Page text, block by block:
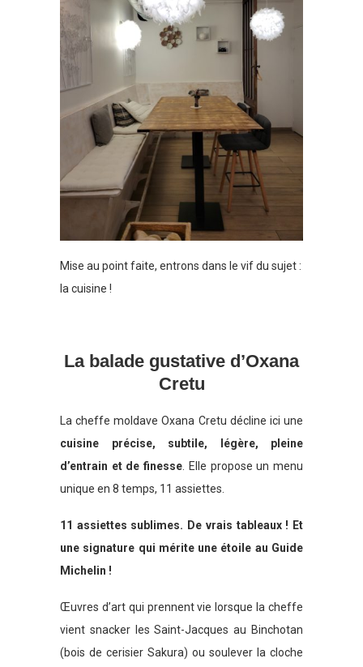
Mise au point faite, entrons dans le vif du sujet :
la cuisine !
La balade gustative d’Oxana
Cretu
La cheffe moldave Oxana Cretu décline ici une
cuisine précise, subtile, légère, pleine
d’entrain et de finesse . Elle propose un menu
unique en 8 temps, 11 assiettes.
11 assiettes sublimes. De vrais tableaux ! Et
une signature qui mérite une étoile au Guide
Michelin !
Œuvres d’art qui prennent vie lorsque la cheffe
vient snacker les Saint-Jacques au Binchotan
(bois de cerisier Sakura) ou soulever la cloche